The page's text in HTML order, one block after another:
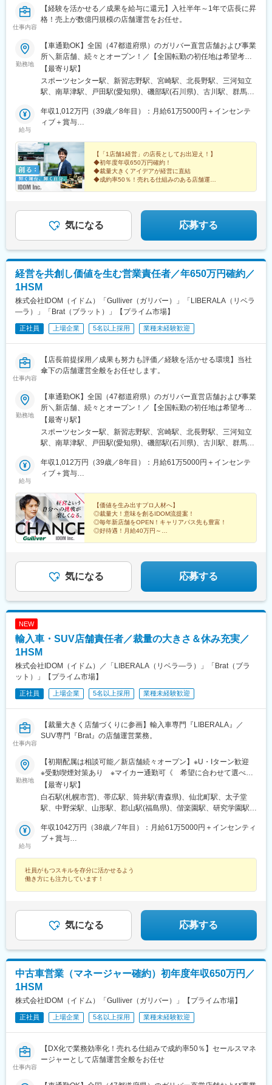
仕事内容
【経験を活かせる／成果を給与に還元】入社半年～1年で店長に昇
格！売上が数億円規模の店舗運営をお任せ。
勤務地
【車通勤OK】全国（47都道府県）のガリバー直営店舗および事業
所＼新店舗、続々とオープン！／【全国転勤の初任地は希望考
慮】全国47都道府県のガリバー直営店および事業所（将来的に海
外勤務のチャンスもあり）初期配属は相談可能！※受動喫煙対策：
あり※U・Iターン歓迎北海道東北（青森県・岩手県・宮城県・秋田
県・茨城県・栃木県・群馬県）北陸・甲信越（富山県・石川県・
福井県・新潟県・山梨県・長野県）東海（愛知県・静岡県・岐阜
和歌山県）中国（広島県・岡山県・鳥取県・島根県・山口県）四
国（徳島県・香川県・愛媛県・高知県）九州（福岡県・熊本県・
佐賀県・長崎県・大分県・宮崎県・鹿児島県・沖縄県）
【最寄り駅】
スポーツセンター駅、新習志野駅、宮崎駅、北長野駅、三河知立
駅、南草津駅、戸田駅(愛知県)、磯部駅(石川県)、古川駅、群馬総
県)、豊川駅(大阪府)、木更津駅、東新庄駅、鶴田駅、南永山駅、
国見駅(宮城県)、尾上の松駅、てだこ浦西駅、本八戸駅、清水駅
南駅、沼ノ端駅、平成駅、偕楽園駅、草津駅(滋賀県)、高見ノ里
駅、小針駅、橋本駅(福岡県)、笹木野駅、和歌山市駅、佐賀駅、西
若松駅、永山駅、小木津駅、土山駅、三島二日町駅、蛇田駅、附
属中学前駅、五井駅、原市駅、喜多山駅(愛知県)、新川駅(北海
道)、宮前駅、南富山駅、日宇駅、山形駅、西岐阜駅、三条駅(香川
矢田駅(大阪府)、藤が丘駅(愛知県)、東福山駅、逢妻駅、六名駅、
山口駅(山口県)、宇和島駅、浦田駅(福岡県)、七尾駅、サンドーム
西駅、志布志駅、山ノ目駅、佐久平駅、宮町駅、宇部岬駅、南仙
島県)、新前橋駅、南が丘駅、衣山駅、本川越駅、野々市駅(北陸鉄
越前開発駅、長府駅、小山駅、亀田駅、備前西市駅、帯広駅、日
向庄内駅、旭ケ丘駅(宮崎県)、荒川沖駅、金上駅、高田駅(長崎
泉中央駅、西那須野駅、北山形駅、安積永盛駅、郡山富田駅、西
川口駅、大元駅、八木崎駅、東葉勝田台駅、北大垣駅、太田駅(群
県)、泉外旭川駅、青山駅(岩手県)、船町駅、苫小牧駅、新富士駅
(北海道)、越前花堂駅、北上尾駅、中百舌鳥駅、萩原駅(福岡県)、
栗郷台地駅、常陸多賀駅、下曽根駅、富士駅、後藤駅、浦添前田
駅、富士山駅、長浜駅、横手駅、東酒田駅、美濃川合駅、香春
駅、新栃木駅、加太駅(和歌山県)、羽犬塚駅、下北駅、玉造温泉
駅、川村駅、八代駅、今治駅、高山駅、新居浜駅、成田駅、出雲
市駅、新茂原駅、川間駅、櫛ケ浜駅、岩屋駅(兵庫県)、宇都宮駅、
井駅(青森県)、太子堂駅、仙北町駅、狭山ケ丘駅、酒折駅、庭瀬
駅、蓮ケ池駅、御門台駅、西掛川駅、中野栄駅、大分駅、南福島
駅、新石切駅、朝倉駅前駅、赤塚駅、美濃青柳駅、居能駅、運動
公園前駅(愛知県)、平田駅(長野県)、高崎駅、東釧路駅、藤枝駅、
敦賀駅、川内駅(鹿児島県)、高茶屋駅、豊川駅、美園駅、古島駅、
卸町駅(宮城県)、八乙女駅、はなみずき通駅、勝田駅、新大宮駅、
福島学院前駅、門戸厄神駅、市民病院前駅(富山県)、多治見駅、絹
潟駅、須賀川駅、関屋駅(新潟県)、中津駅(大分県)、武雄温泉駅、
大村駅(長崎県)、西新発田駅、小松駅、虹ノ松原駅、御幸橋駅、新
潟駅、新栄町駅(福岡県)、八幡駅(福岡県)、春日原駅、白石駅(札幌
市営)、岐阜駅、西宮駅、郡山駅(福島県)、久留米高校前駅、沼津
ひこね芹川駅、熊西駅、電鉄出雲市駅、灘駅、杁ケ池公園駅、広
電本社前駅、さくら夙川駅、南荒子駅、脇田駅、押野駅、春日野
給与
年収1,012万円（39歳／8年目）：月給61万5000円＋インセンテ
ィブ＋賞与
ブ＋賞与
【「1店舗1経営」の店長としてお出迎え！】
◆初年度年収650万円確約！
◆裁量大きくアイデアが経営に直結
◆成約率50％！売れる仕組みのある店舗運営
気になる 応募する
経営を共創し価値を生む営業責任者／年650万円確約／
1HSM
株式会社IDOM（イドム）「Gulliver（ガリバー）」「LIBERALA（リベラ
―ラ）」「Brat（ブラット）」【プライム市場】
正社員 上場企業 5名以上採用 業種未経験歓迎
仕事内容
【店長前提採用／成果も努力も評価／経験を活かせる環境】当社
傘下の店舗運営全般をお任せします。
勤務地
【車通勤OK】全国（47都道府県）のガリバー直営店舗および事業
所＼新店舗、続々とオープン！／【全国転勤の初任地は希望考
慮】全国47都道府県のガリバー直営店および事業所（将来的に海
外勤務のチャンスもあり）※初期配属は相談可能！※受動喫煙対
策：あり※U・Iターン歓迎北海道東北（青森県・岩手県・宮城県・
玉県・茨城県・栃木県・群馬県）北陸・甲信越（富山県・石川
県・福井県・新潟県・山梨県・長野県）東海（愛知県・静岡県・
県・和歌山県）中国（広島県・岡山県・鳥取県・島根県・山口
県）四国（徳島県・香川県・愛媛県・高知県）九州（福岡県・熊
本県・佐賀県・長崎県・大分県・宮崎県・鹿児島県・沖縄県）
【最寄り駅】
スポーツセンター駅、新習志野駅、宮崎駅、北長野駅、三河知立
駅、南草津駅、戸田駅(愛知県)、磯部駅(石川県)、古川駅、群馬総
県)、豊川駅(大阪府)、木更津駅、東新庄駅、鶴田駅、南永山駅、
国見駅(宮城県)、尾上の松駅、てだこ浦西駅、本八戸駅、清水駅
南駅、沼ノ端駅、平成駅、偕楽園駅、草津駅(滋賀県)、高見ノ里
駅、小針駅、橋本駅(福岡県)、笹木野駅、和歌山市駅、佐賀駅、西
若松駅、永山駅、小木津駅、土山駅、三島二日町駅、蛇田駅、附
属中学前駅、五井駅、原市駅、喜多山駅(愛知県)、新川駅(北海
道)、宮前駅、南富山駅、日宇駅、山形駅、西岐阜駅、三条駅(香川
矢田駅(大阪府)、藤が丘駅(愛知県)、東福山駅、逢妻駅、六名駅、
山口駅(山口県)、宇和島駅、浦田駅(福岡県)、七尾駅、サンドーム
西駅、志布志駅、山ノ目駅、佐久平駅、宮町駅、宇部岬駅、南仙
道線)、東姫路駅、岡本駅(栃木県)、秋田駅、三日市駅、焼津駅、
越前開発駅、長府駅、小山駅、亀田駅、備前西市駅、帯広駅、日
向庄内駅、旭ケ丘駅(宮崎県)、荒川沖駅、金上駅、高田駅(長崎
県)、竪堀駅、羽倉崎駅、小中野駅、石原駅(埼玉県)、置賜駅、和
泉中央駅、西那須野駅、北山形駅、安積永盛駅、郡山富田駅、西
川口駅、大元駅、八木崎駅、東葉勝田台駅、北大垣駅、太田駅(群
(北海道)、越前花堂駅、北上尾駅、中百舌鳥駅、萩原駅(福岡県)、
大和田駅(大阪府)、新豊田駅、西諫早駅、春日井駅(中央本線)、梶
駅、富士山駅、長浜駅、横手駅、東酒田駅、美濃川合駅、香春
駅、新栃木駅、加太駅(和歌山県)、羽犬塚駅、下北駅、玉造温泉
駅、川村駅、八代駅、今治駅、高山駅、新居浜駅、成田駅、出雲
市駅、新茂原駅、川間駅、櫛ケ浜駅、岩屋駅(兵庫県)、宇都宮駅、
伏石駅、今伊勢駅、城野駅(日豊本線)、宝永町駅、紀三井寺駅、筒
井駅(青森県)、太子堂駅、仙北町駅、狭山ケ丘駅、酒折駅、庭瀬
駅、蓮ケ池駅、御門台駅、西掛川駅、中野栄駅、大分駅、南福島
駅、羽後牛島駅、戸塚安行駅、四ツ小屋駅、明見橋駅、西大宮
公園前駅(愛知県)、平田駅(長野県)、高崎駅、東釧路駅、藤枝駅、
敦賀駅、川内駅(鹿児島県)、高茶屋駅、豊川駅、美園駅、古島駅、
卸町駅(宮城県)、八乙女駅、はなみずき通駅、勝田駅、新大宮駅、
福島学院前駅、門戸厄神駅、市民病院前駅(富山県)、多治見駅、絹
潟駅、須賀川駅、関屋駅(新潟県)、中津駅(大分県)、武雄温泉駅、
大村駅(長崎県)、西新発田駅、小松駅、虹ノ松原駅、御幸橋駅、新
潟駅、新栄町駅(福岡県)、八幡駅(福岡県)、春日原駅、白石駅(札幌
鹿島神宮駅、新宮中央駅、電鉄黒部駅、次郎丸駅、長沼駅(静岡
県)、宇宿一丁目駅、萱町六丁目駅、野々市工大前駅、勝田台駅、
ひこね芹川駅、熊西駅、電鉄出雲市駅、灘駅、杁ケ池公園駅、広
電本社前駅、さくら夙川駅、南荒子駅、脇田駅、押野駅、春日野
道駅(阪神線)
給与
年収1,012万円（39歳／8年目）：月給61万5000円＋インセンテ
ィブ＋賞与
ブ＋賞与
【価値を生み出すプロ人材へ】
◎裁量大！意味を創るIDOM流提案！
◎毎年新店舗をOPEN！キャリアパス先も豊富！
◎好待遇！月給40万円～
気になる 応募する
NEW
輸入車・SUV店舗責任者／裁量の大きさ＆休み充実／
1HSM
株式会社IDOM（イドム）／「LIBERALA（リベラ―ラ）」「Brat（ブラ
ット）」【プライム市場】
正社員 上場企業 5名以上採用 業種未経験歓迎
仕事内容
【裁量大きく店舗づくりに参画】輸入車専門『LIBERALA』／
SUV専門『Brat』の店舗運営業務。
勤務地
【初期配属は相談可能／新店舗続々オープン】※U・Iターン歓迎
※受動喫煙対策あり ※マイカー通勤可《 希望に合わせて選べる
働き方 》【1】ナショナル全国転勤【2】エリア限定全国12区分
エリア内転勤のみ（北海道・北東北・南東北・北関東・南関東、
甲信・東海・北陸・近畿・関西、中国・四国・北九州・南九州、
ライフプランに合わせて変更可能《 採用強化中エリア 》
▼LIBERALA札幌白石／帯広／青森／盛岡／仙台／仙台港／山形
／岐阜／浜松和田／静岡／掛川／沼津／豊橋／一宮／三重／富山
／野々市／長野／滋賀／大阪／堺／神戸／西宮／和歌山／岡山／
高松／松山／高知／小倉／久留米／新宮／長崎／熊本／大分／宮
崎／鹿児島▼Brat旭川／旭川末広／釧路／苫小牧／盛岡／仙台／
以外へ配属になる場合もあります（勤務地一覧参照↓）
【最寄り駅】
白石駅(札幌市営)、帯広駅、筒井駅(青森県)、仙北町駅、太子堂
駅、中野栄駅、山形駅、郡山駅(福島県)、偕楽園駅、研究学園駅、
駅、酒折駅、岐阜駅、天竜川駅、御門台駅、西掛川駅、沼津駅、
下地駅、今伊勢駅、南が丘駅、南富山駅、野々市駅(北陸鉄道線)、
駅、城野駅(日豊本線)、久留米高校前駅、新宮中央駅、高田駅(長
崎県)、平成駅、大分駅、蓮ケ池駅、二軒茶屋駅(鹿児島県)、南永
駅、三河知立駅、南草津駅、戸田駅(愛知県)、磯部駅(石川県)、古
川駅、群馬総社駅、比治山下駅、三島広小路駅、吉田駅(大阪府)、
宮内駅(新潟県)、木更津駅、東新庄駅、鶴田駅、国見駅(宮城県)、
尾上の松駅、てだこ浦西駅、本八戸駅、清水駅(静岡県)、東三日市
駅、柳原駅(岩手県)、武蔵塚駅、湖山駅、天童南駅、沼ノ端駅、小
針駅、橋本駅(福岡県)、笹木野駅、和歌山市駅、佐賀駅、西若松
駅、小木津駅、土山駅、三島二日町駅、蛇田駅、附属中学前駅、
宇駅、西岐阜駅、三条駅(香川県)、湯本駅、柏林台駅、古庄駅、東
比恵駅、玉垣駅、塩釜口駅、矢田駅(大阪府)、藤が丘駅(愛知県)、
駅、宮町駅、宇部岬駅、南仙台駅、磐田駅、南延岡駅、鳴海駅、
三会駅、南松本駅、端野駅、国分駅(鹿児島県)、花巻空港駅(東北
木県)、秋田駅、三日市駅、焼津駅、越前開発駅、長府駅、小山
給与
年収1042万円（38歳／7年目）：月給61万5000円＋インセンティ
ブ＋賞与
ブ＋賞与
社員がもつスキルを存分に活かせるよう
働き方にも注力しています！
気になる 応募する
中古車営業（マネージャー確約）初年度年収650万円／
1HSM
株式会社IDOM（イドム）「Gulliver（ガリバー）」【プライム市場】
正社員 上場企業 5名以上採用 業種未経験歓迎
仕事内容
【DX化で業務効率化！売れる仕組みで成約率50％】セールスマネ
ージャーとして店舗運営全般をお任せ